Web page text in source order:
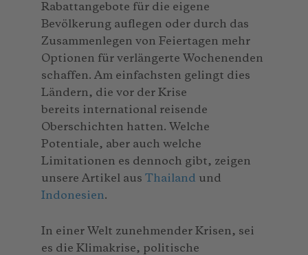
Rabattangebote für die eigene
Bevölkerung auflegen oder durch das
Zusammenlegen von Feiertagen mehr
Optionen für verlängerte Wochenenden
schaffen. Am einfachsten gelingt dies
Ländern, die vor der Krise
bereits international reisende
Oberschichten hatten. Welche
Potentiale, aber auch welche
Limitationen es dennoch gibt, zeigen
unsere Artikel aus Thailand und
Indonesien.
In einer Welt zunehmender Krisen, sei
es die Klimakrise, politische